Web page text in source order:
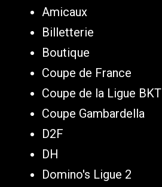
Amicaux
Billetterie
Boutique
Coupe de France
Coupe de la Ligue BKT
Coupe Gambardella
D2F
DH
Domino's Ligue 2